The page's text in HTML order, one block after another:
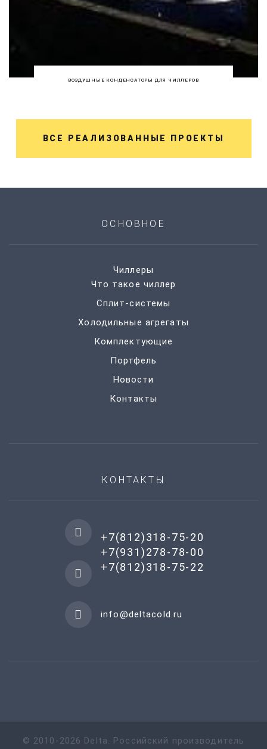
ВОЗДУШНЫЕ КОНДЕНСАТОРЫ ДЛЯ ЧИЛЛЕРОВ
ВСЕ РЕАЛИЗОВАННЫЕ ПРОЕКТЫ
ОСНОВНОЕ
Чиллеры
Что такое чиллер
Сплит-системы
Холодильные агрегаты
Комплектующие
Портфель
Новости
Контакты
КОНТАКТЫ
+7(812)318-75-20
+7(931)278-78-00
+7(812)318-75-22
info@deltacold.ru
© 2010-2026 Delta. Российский производитель